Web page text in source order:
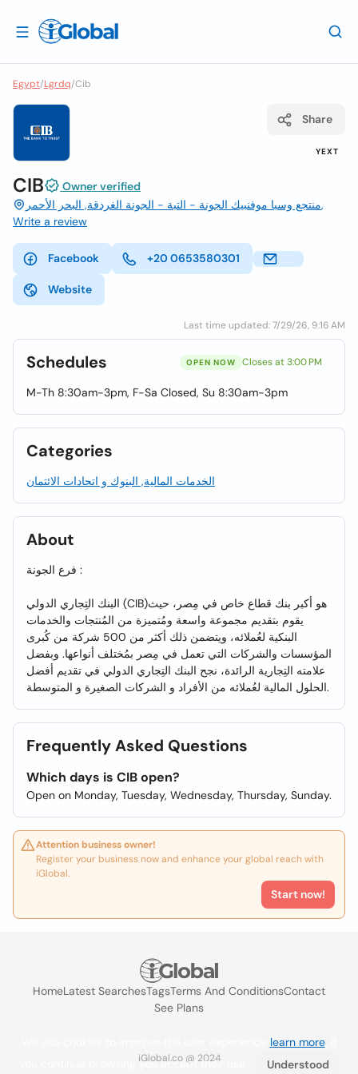
Egypt/Lgrdq/Cib
YEXT
Share
CIB
Owner verified
منتجع وسبا موفنبيك الجونة - التبة - الجونة الغردقة, البحر الأحمر,
Write a review
Facebook +20 0653580301
Website
Last time updated: 7/29/26, 9:16 AM
Schedules OPEN NOW Closes at 3:00 PM
M-Th 8:30am-3pm, F-Sa Closed, Su 8:30am-3pm
Categories
الخدمات المالية, البنوك و اتحادات الائتمان
About
فرع الجونة :
البنك التِجاري الدولي (CIB)هو أكبر بنك قطاع خاص في مِصر، حيث
يقوم بتقديم مجموعة واسعة ومُتميزة من المُنتجات والخدمات
البنكية لعُملائه، ويتضمن ذلك أكثر من 500 شركة من كُبرى
المؤسسات والشركات التي تعمل في مِصر بمُختلف أنواعها. وبفضل
علامته التِجارية الرائدة، نجح البنك التِجاري الدولي في تقديم أفضل
الحلول المالية لعُملائه من الأفراد و الشركات الصغيرة و المتوسطة.
Frequently Asked Questions
Which days is CIB open?
Open on Monday, Tuesday, Wednesday, Thursday, Sunday.
Attention business owner!
Register your business now and enhance your global reach with
iGlobal.
Start now!
HomeLatest SearchesTagsTerms And ConditionsContact
See Plans
iGlobal.co @ 2024
learn more. If
you continue browsing you accept their use.
Understood